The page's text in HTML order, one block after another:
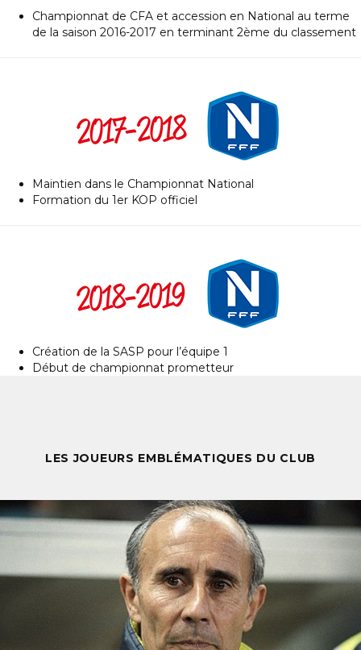
Championnat de CFA et accession en National au terme
de la saison 2016-2017 en terminant 2ème du classement
Maintien dans le Championnat National
Formation du 1er KOP officiel
Création de la SASP pour l’équipe 1
Début de championnat prometteur
LES JOUEURS EMBLÉMATIQUES DU CLUB